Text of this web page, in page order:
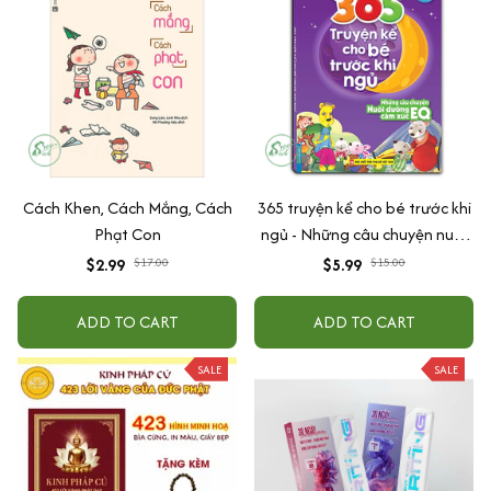
Cách Khen, Cách Mắng, Cách
Phạt Con
$2.99 $17.00
ADD TO CART
365 truyện kể cho bé trước khi
ngủ - Những câu chuyện nuôi
dưỡng cảm xúc EQ (2-12 tuổi)
$5.99 $15.00
ADD TO CART
SALE SALE